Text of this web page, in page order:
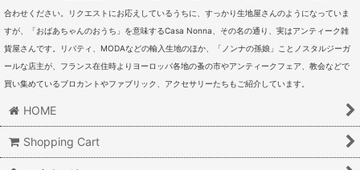
合わせください。リクエストにお応えしているうちに、すっかり生地屋さんのようになっていま
すが、「おばあちゃんのおうち」を意味するCasa Nonna、その名の通り、実はアンティーク雑
貨屋さんです。リバティ、MODAなどの輸入生地のほか、「ノンナの孫娘」ことノスタルジーガ
ールな店主が、フランス在住時よりヨーロッパ各地の蚤の市やアンティークフェア、教会などで
買い集めているブロカントやファブリック、アクセサリーたちもご紹介しています。
HOME
Shopping Cart